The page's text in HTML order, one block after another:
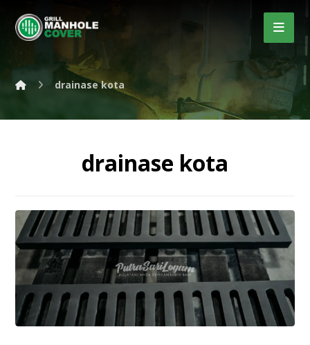
drainase kota
drainase kota